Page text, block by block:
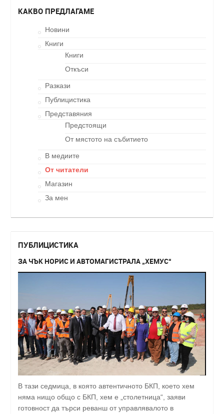
КАКВО ПРЕДЛАГАМЕ
Новини
Книги
Книги
Откъси
Разкази
Публицистика
Представяния
Предстоящи
От мястото на събитието
В медиите
От читатели
Магазин
За мен
ПУБЛИЦИСТИКА
ЗА ЧЪК НОРИС И АВТОМАГИСТРАЛА „ХЕМУС“
В тази седмица, в която автентичното БКП, което хем
няма нищо общо с БКП, хем е „столетница“, заяви
готовност да търси реванш от управлявалото в